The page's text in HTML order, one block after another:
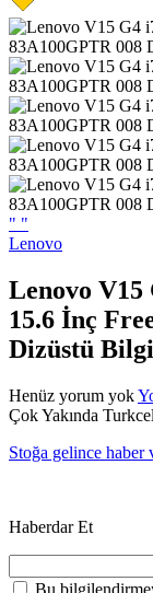
" "
Lenovo
Lenovo V15
15.6 İnç
Dizüstü
Henüz yorum yok
Çok Yakında
Stoğa gelince haber
Haberdar Et
Bu